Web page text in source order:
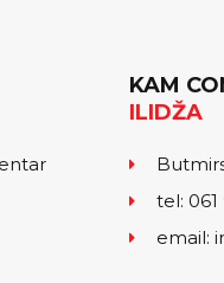
KAM
ILIDŽA
tel: 061
email: